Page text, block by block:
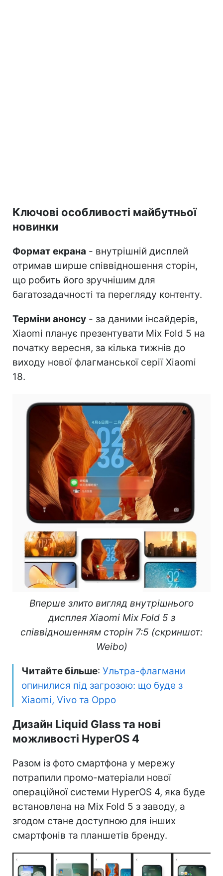
Ключові особливості майбутньої
новинки
Формат екрана - внутрішній дисплей
отримав ширше співвідношення сторін,
що робить його зручнішим для
багатозадачності та перегляду контенту.
Терміни анонсу - за даними інсайдерів,
Xiaomi планує презентувати Mix Fold 5 на
початку вересня, за кілька тижнів до
виходу нової флагманської серії Xiaomi
18.
Вперше злито вигляд внутрішнього
дисплея Xiaomi Mix Fold 5 з
співвідношенням сторін 7:5 (скриншот:
Weibo)
Читайте більше: Ультра-флагмани
опинилися під загрозою: що буде з
Xiaomi, Vivo та Oppo
Дизайн Liquid Glass та нові
можливості HyperOS 4
Разом із фото смартфона у мережу
потрапили промо-матеріали нової
операційної системи HyperOS 4, яка буде
встановлена на Mix Fold 5 з заводу, а
згодом стане доступною для інших
смартфонів та планшетів бренду.